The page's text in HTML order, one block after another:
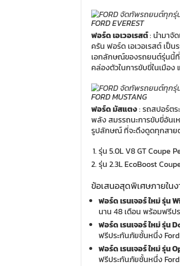
FORD EVEREST
ฟอร์ด เอเวอเรสต์: นำมาจั
ครัน ฟอร์ด เอเวอเรสต์ เป็
เอกลักษณ์ของรถยนต์รุ่นนี้ที่
คล่องตัวในการขับขี่ในเมือ
FORD MUSTANG
ฟอร์ด มัสแตง: รถสปอร์ต
พลัง สมรรถนะการขับขี่อันเ
รูปลักษณ์ ที่จะดึงดูดทุกสายต
รุ่น 5.0L V8 GT Coupe
รุ่น 2.3L EcoBoost
ข้อเสนอสุดพิเศษภายใน
ฟอร์ด เรนเจอร์ ใหม่ รุ่น
นาน 48 เดือน พร้อมฟรีป
ฟอร์ด เรนเจอร์ ใหม่ รุ่น
ฟรีประกันภัยชั้นหนึ่ง
ฟอร์ด เรนเจอร์ ใหม่ รุ่น
ฟรีประกันภัยชั้นหนึ่ง